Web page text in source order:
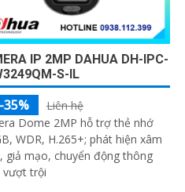
IP 2MP DAHUA DH-IPC-
S-IL
35%
Liên hệ
Dome 2MP hỗ trợ thẻ nhớ
WDR, H.265+; phát hiện xâm
giả mạo, chuyển động thông
vượt trội